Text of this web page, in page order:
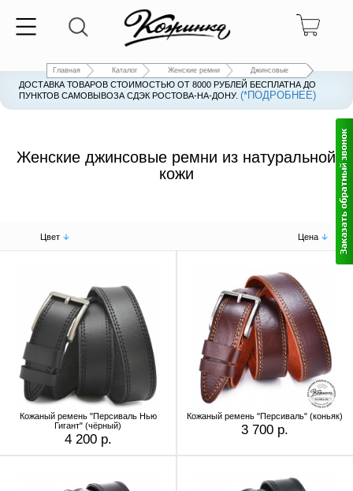
Главная Каталог Женские ремни Джинсовые
ДОСТАВКА ТОВАРОВ СТОИМОСТЬЮ ОТ 8000 РУБЛЕЙ БЕСПЛАТНА ДО
ПУНКТОВ САМОВЫВОЗА СДЭК РОСТОВА-НА-ДОНУ.(*ПОДРОБНЕЕ)
Женские джинсовые ремни из натуральной
кожи
Цвет Цена
Кожаный ремень "Персиваль Нью
Гигант" (чёрный)
4 200 р.
Кожаный ремень "Персиваль" (коньяк)
3 700 р.